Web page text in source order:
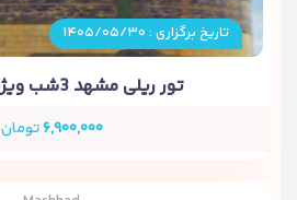
تاریخ برگزاری : ۱۴۰۵/۰۵/۳۰
تور ریلی مشهد 3شب ویژه مرداد ماه
۶,۹۰۰,۰۰۰تومان